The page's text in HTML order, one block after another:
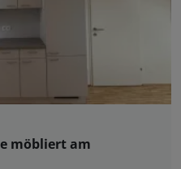
möbliert am